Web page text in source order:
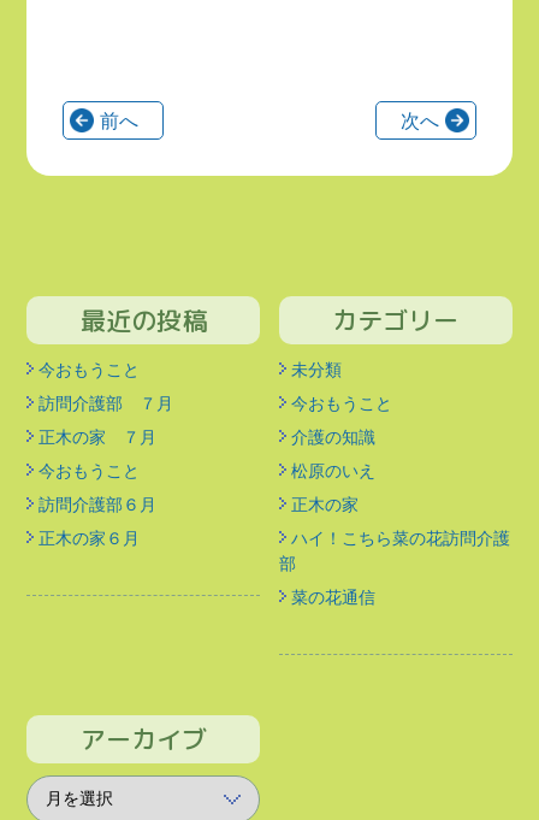
前へ 次へ
最近の投稿
今おもうこと
訪問介護部 ７月
正木の家 ７月
今おもうこと
訪問介護部６月
正木の家６月
カテゴリー
未分類
今おもうこと
介護の知識
松原のいえ
正木の家
ハイ！こちら菜の花訪問介護
部
菜の花通信
アーカイブ